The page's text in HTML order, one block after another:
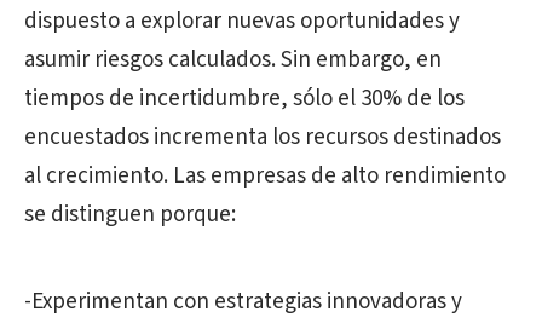
dispuesto a explorar nuevas oportunidades y
asumir riesgos calculados. Sin embargo, en
tiempos de incertidumbre, sólo el 30% de los
encuestados incrementa los recursos destinados
al crecimiento. Las empresas de alto rendimiento
se distinguen porque:
-Experimentan con estrategias innovadoras y